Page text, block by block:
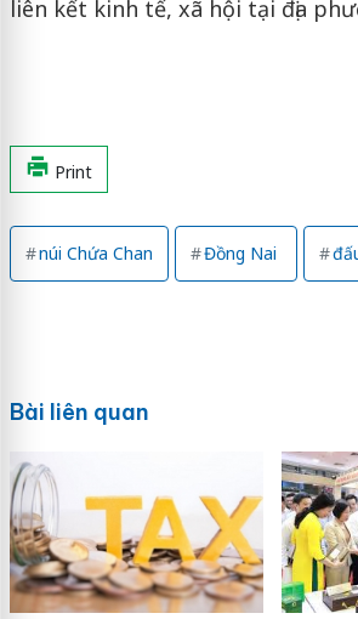
liên kết kinh tế, xã hội tại địa
Print
núi Chứa Chan Đồng Nai
Bài liên quan